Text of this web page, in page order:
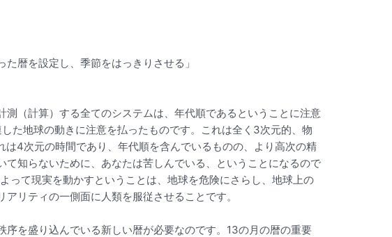
暦を設定し、季節をはっきりさせる」
（計算）する全てのシステムは、年代順であるということに注意
た地球の動きに注意を払ったものです。これは全く3次元的、物
4次元の時間であり、年代順を含んでいるものの、より高次の精
知らないために、あなたは苦しんでいる、ということになるので
って現実を動かすということは、地球を危険にさらし、地球上の
リティの一側面に人類を服従させることです。
を盛り込んでいる新しい暦が必要なのです。13の月の暦の重要